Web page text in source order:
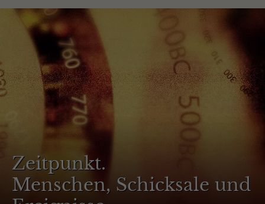
Zeitpunkt.
Menschen, Schicksale und